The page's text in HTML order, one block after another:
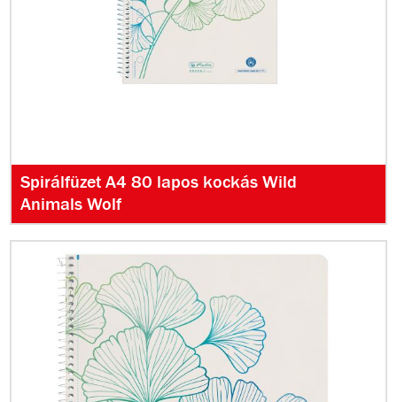
Spirálfüzet A4 80 lapos kockás Wild
Animals Wolf